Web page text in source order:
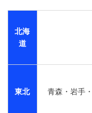
北海
道
東北 青森・岩手